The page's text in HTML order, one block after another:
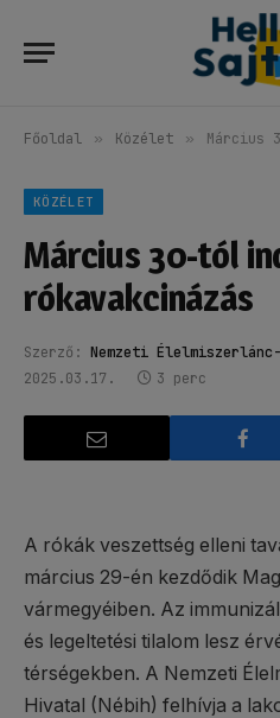
Főoldal » Közélet » Március
KÖZÉLET
Március 30-tól
rókavakcinázás
Szerző: Nemzeti
2025.03.17.
3 perc
A rókák veszettség elleni
március 29-én kezdődik
vármegyéiben. Az
és legeltetési tilalom lesz
térségekben. A Nemzeti
Hivatal (Nébih) felhívja a